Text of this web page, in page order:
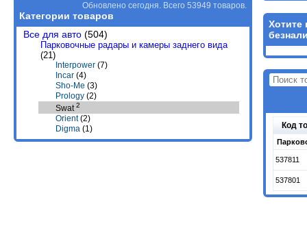
Обновлено сегодня. Всего 53949 товаров.
Категории товаров
Все для авто (504)
Парковочные радары и камеры заднего вида
(21)
Interpower (7)
Incar (4)
Sho-Me (3)
Prology (2)
Swat2
Orient(2)
Digma (1)
Хотите
Код
537811
537801